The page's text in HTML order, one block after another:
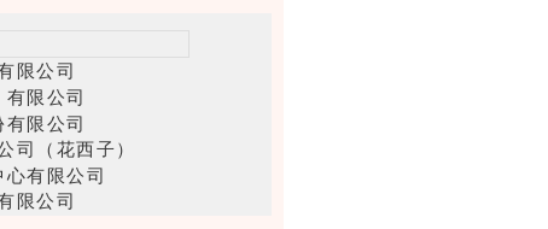
限公司
限公司
限公司
司（花西子）
有限公司
限公司